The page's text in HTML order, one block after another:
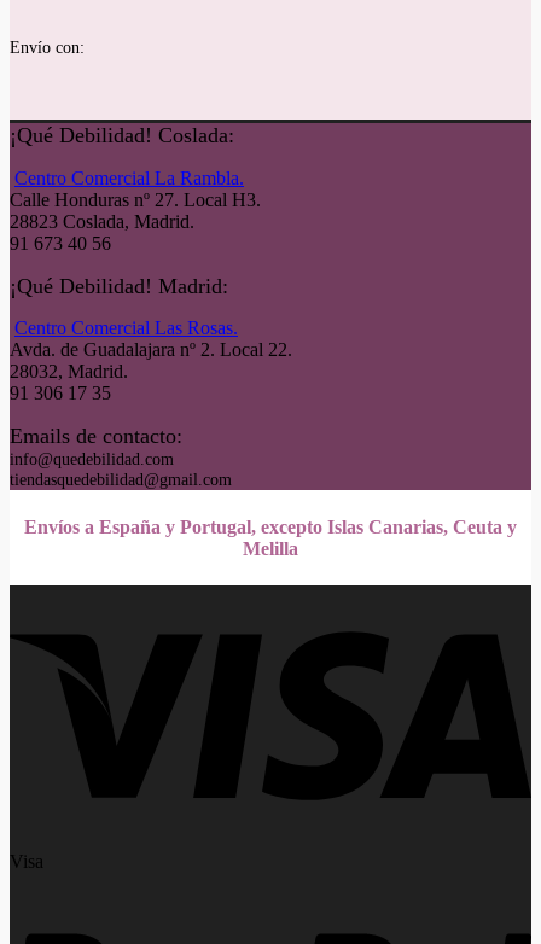
Envío con:
¡Qué Debilidad! Coslada:
Centro Comercial La Rambla.
Calle Honduras nº 27. Local H3.
28823 Coslada, Madrid.
91 673 40 56
¡Qué Debilidad! Madrid:
Centro Comercial Las Rosas.
Avda. de Guadalajara nº 2. Local 22.
28032, Madrid.
91 306 17 35
Emails de contacto:
info@quedebilidad.com
tiendasquedebilidad@gmail.com
Envíos a España y Portugal, excepto Islas Canarias, Ceuta y
Melilla
Visa